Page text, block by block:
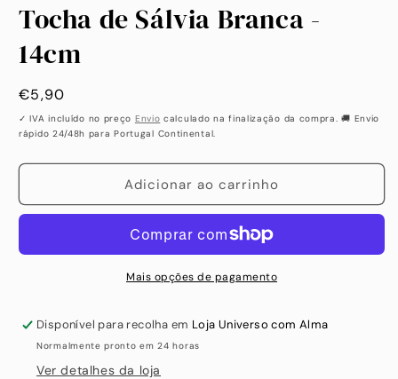
multimédia
1
modal
Tocha de Sálvia Branca -
14cm
Preço
habitual
€5,90
✓ IVA incluído no preço Envio calculado na finalização da compra. 🚚 Envio
rápido 24/48h para Portugal Continental.
Adicionar ao carrinho
Mais opções de pagamento
Disponível para recolha em Loja Universo com Alma
Normalmente pronto em 24 horas
Ver detalhes da loja